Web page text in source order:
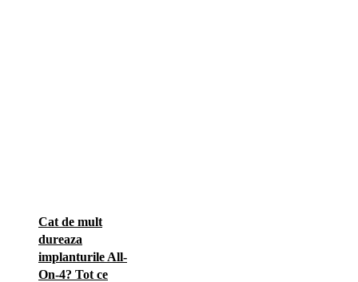
Cat de mult
dureaza
implanturile All-
On-4? Tot ce